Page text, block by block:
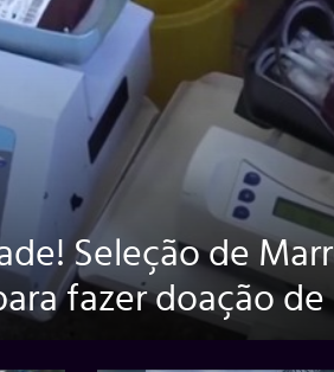
Seleção de
fazer doação de